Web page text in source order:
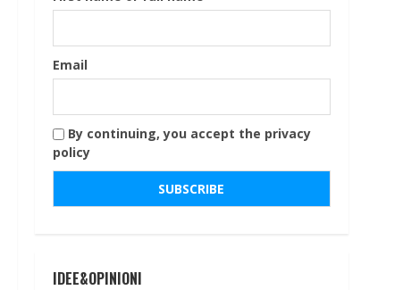
Email
By continuing, you accept the privacy
policy
IDEE&OPINIONI